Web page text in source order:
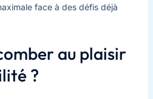
face à des défis déjà
au plaisir
?